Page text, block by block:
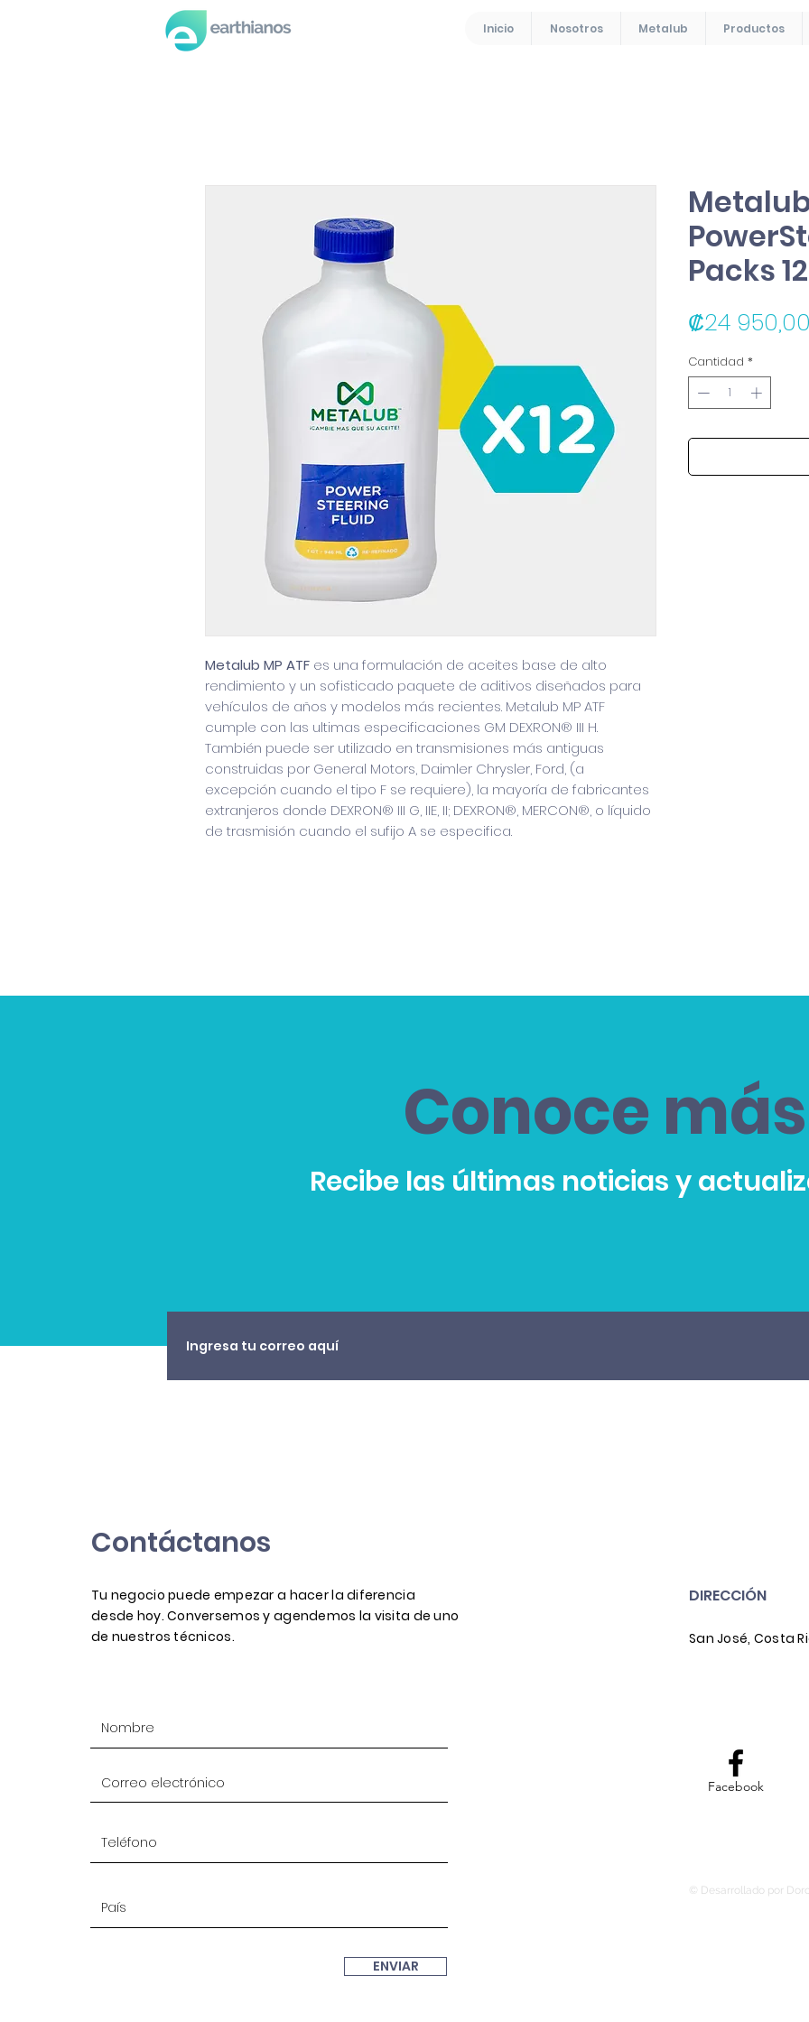
Inicio Nosotros Metalub Productos
Metalub MP ATF es una formulación de aceites base de alto
rendimiento y un sofisticado paquete de aditivos diseñados para
vehículos de años y modelos más recientes. Metalub MP ATF
cumple con las ultimas especificaciones GM DEXRON® III H.
También puede ser utilizado en transmisiones más antiguas
construidas por General Motors, Daimler Chrysler, Ford, (a
excepción cuando el tipo F se requiere), la mayoría de fabricantes
extranjeros donde DEXRON® III G, IIE, II; DEXRON®, MERCON®, o líquido
de trasmisión cuando el sufijo A se especifica.
Packs 12
₡24 950,00
Cantidad *
Conoce más
Recibe las últimas noticias y
Contáctanos
Tu negocio puede empezar a hacer la diferencia
desde hoy. Conversemos y agendemos la visita de uno
de nuestros técnicos.
ENVIAR
DIRECCIÓN
San José, Costa
Facebook
© Desarrollado por